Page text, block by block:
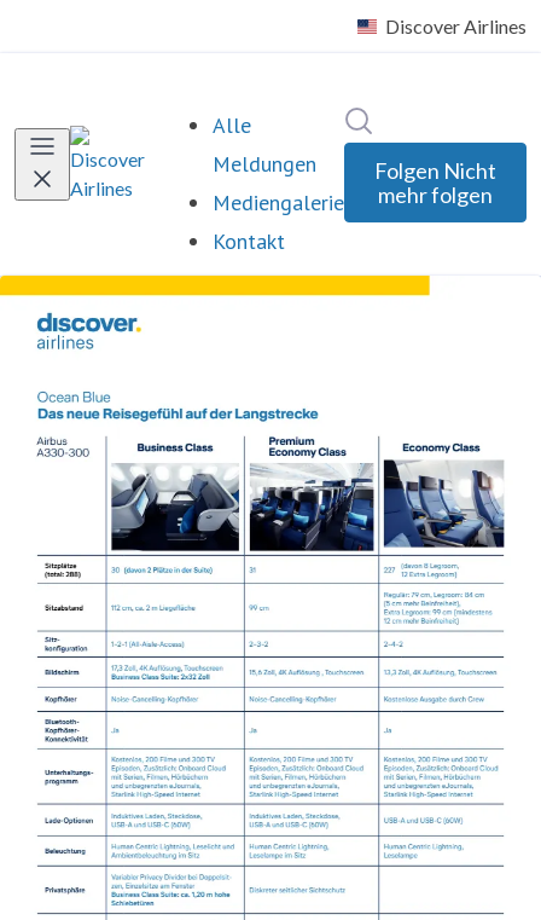
Alle
Meldungen
Mediengalerie
Kontakt
Folgen Nicht
mehr folgen